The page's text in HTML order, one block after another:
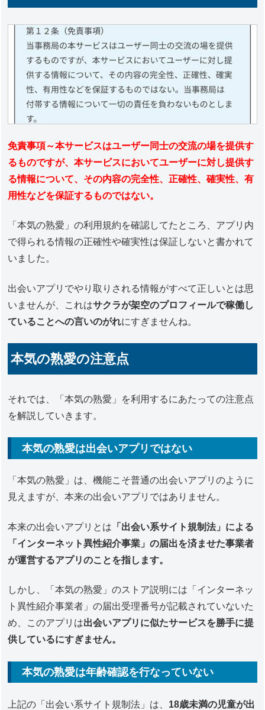
免責事項～本サービスはユーザー同士の交流の場を提供す
るものですが、本サービスにおいてユーザーに対し提供す
る情報について、その内容の完全性、正確性、確実性、有
用性などを保証するものではない。
「本気の熟愛」の利用規約を確認してたところ、アプリ内
で得られる情報の正確性や確実性は保証しないと書かれて
いました。
出会いアプリでやり取りされる情報がすべて正しいとは思
いませんが、これはサクラが架空のプロフィールで稼働し
ていることへの言いのがれにすぎませんね。
本気の熟愛の注意点
それでは、「本気の熟愛」を利用するにあたっての注意点
を解説していきます。
本気の熟愛は出会いアプリではない
「本気の熟愛」は、機能こそ普通の出会いアプリのように
見えますが、本来の出会いアプリではありません。
本来の出会いアプリとは 「出会い系サイト規制法」による
「インターネット異性紹介事業」の届出を済ませた事業者
が運営するアプリのことを指します。
しかし、「本気の熟愛」のストア説明には「インターネッ
ト異性紹介事業者」の届出受理番号が記載されていないた
め、このアプリは出会いアプリに似たサービスを勝手に提
供しているにすぎません。
本気の熟愛は年齢確認を行なっていない
上記の「出会い系サイト規制法」は、 18歳未満の児童が出